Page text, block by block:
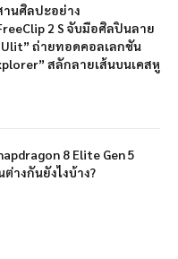
านศิลปะอย่าง
2 S จับมือศิลปินลาย
Ulit” ถ่ายทอดคอลเลกชัน
สลักลายเส้นบนเคสหู
8 Elite Gen 5
างกันยังไงบ้าง?